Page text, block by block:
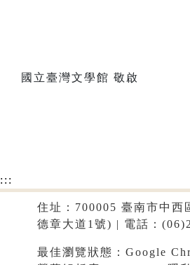
國立臺灣文學館 敬啟
:::
住址：700005 臺南市中西
德章大道1號) | 電話：
最佳瀏覽狀態：Google